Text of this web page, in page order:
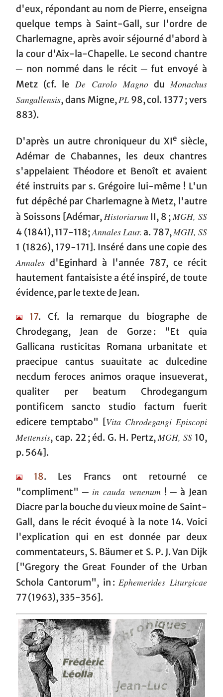
d'eux, répondant au nom de Pierre, enseigna
quelque temps à Saint-Gall, sur l'ordre de
Charlemagne, après avoir séjourné d'abord à
la cour d'Aix-la-Chapelle. Le second chantre
─ non nommé dans le récit ─ fut envoyé à
Metz (cf. le De Carolo MagnoduMonachus
Sangallensis, dans Migne,PL 98, col. 1377 ; vers
883).
D'après un autre chroniqueur du XIe siècle,
Adémar de Chabannes, les deux chantres
s'appelaient Théodore et Benoît et avaient
été instruits par s. Grégoire lui-même ! L'un
fut dépêché par Charlemagne à Metz, l'autre
à Soissons [Adémar,Historiarum II, 8 ;MGH, SS
4 (1841), 117-118;Annales Laur.a. 787,MGH, SS
1 (1826), 179-171]. Inséré dans une copie des
Annales d'Eginhard à l'année 787, ce récit
hautement fantaisiste a été inspiré, de toute
évidence, par le texte de Jean.
17. Cf. la remarque du biographe de
Chrodegang, Jean de Gorze : "Et quia
Gallicana rusticitas Romana urbanitate et
praecipue cantus suauitate ac dulcedine
necdum feroces animos oraque insueverat,
qualiter per beatum Chrodegangum
pontificem sancto studio factum fuerit
edicere temptabo" [ Vita Chrodegangi Episcopi
Mettensis, cap. 22 ; éd. G. H. Pertz,MGH, SS10,
p. 564].
18. Les Francs ont retourné ce
"compliment" ─ in cauda venenum ! ─ à Jean
Diacre par la bouche du vieux moine de Saint-
Gall, dans le récit évoqué à la note 14. Voici
l'explication qui en est donnée par deux
commentateurs, S. Bäumer et S. P. J. Van Dijk
["Gregory the Great Founder of the Urban
Schola Cantorum", in :Ephemerides Liturgicae
77 (1963), 335-356].